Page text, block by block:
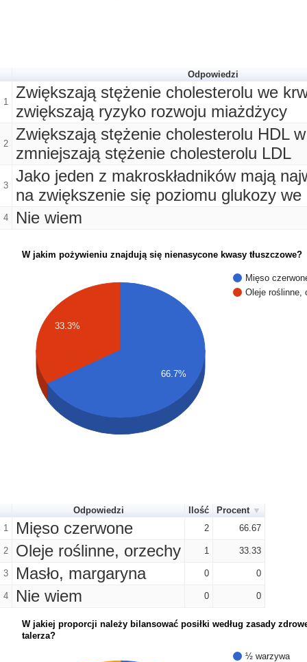
Odpowiedzi
1
Zwiększają stężenie cholesterolu we
zwiększają ryzyko rozwoju miażdżycy
2
Zwiększają stężenie cholesterolu HDL
zmniejszają stężenie cholesterolu LDL
3
Jako jeden z makroskładników mają
na zwiększenie się poziomu glukozy we
4 Nie wiem
W jakim pożywieniu znajdują się nienasycone kwasy tłuszczowe?
Mięso
Oleje roślinne,
33.3%
66.7%
Odpowiedzi Ilość
Procent
1
Mięso czerwone 2 66.67
2 Oleje roślinne, orzechy 1 33.33
3 Masło, margaryna 0 0
4 Nie wiem 0 0
W jakiej proporcji należy bilansować posiłki według zasady
talerza?
½ warzywa